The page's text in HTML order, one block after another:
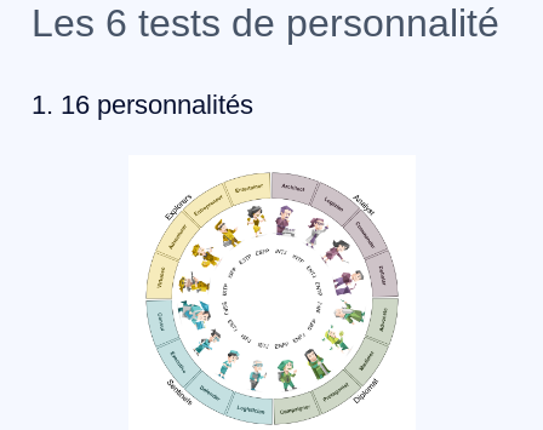
Les 6 tests de personnalité
1. 16 personnalités